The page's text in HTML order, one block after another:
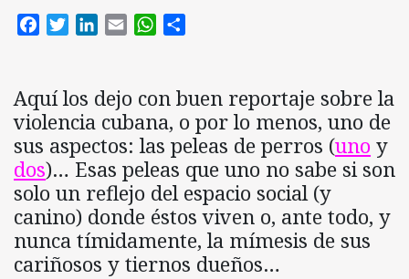
FacebookTwitterLinkedIn
Email WhatsApp
Aquí los dejo con buen reportaje sobre la
violencia cubana, o por lo menos, uno de
sus aspectos: las peleas de perros (uno y
dos)… Esas peleas que uno no sabe si son
solo un reflejo del espacio social (y
canino) donde éstos viven o, ante todo, y
nunca tímidamente, la mímesis de sus
cariñosos y tiernos dueños…